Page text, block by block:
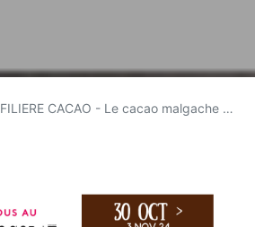
FILIERE CACAO - Le cacao malgache brille au Salon du Chocolat de Paris